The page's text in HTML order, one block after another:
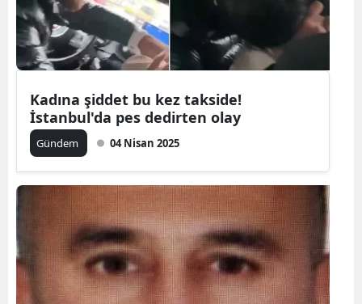
Kadına şiddet bu kez takside!
İstanbul'da pes dedirten olay
Gündem 04 Nisan 2025